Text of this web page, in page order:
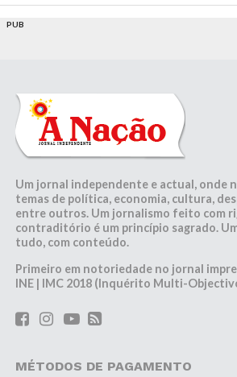
PUB
Um jornal independente e actual, onde
temas de política, economia, cultura,
entre outros. Um jornalismo feito com
contraditório é um princípio sagrado.
tudo, com conteúdo.
Primeiro em notoriedade no jornal
INE | IMC 2018 (Inquérito Multi-
MÉTODOS DE PAGAMENTO